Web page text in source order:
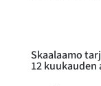
Skaalaamo
12 kuukauden